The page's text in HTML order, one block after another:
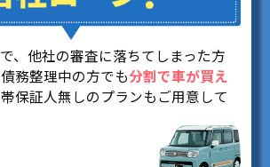
、他社の審査に落ちてしまった方
務整理中の方でも分割で車が買え
保証人無しのプランもご用意して